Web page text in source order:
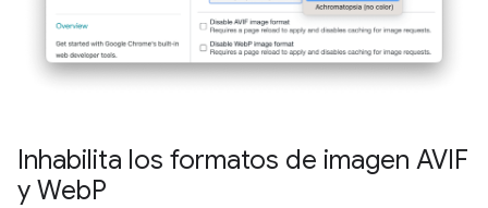
Inhabilita los formatos de imagen AVIF
y WebP